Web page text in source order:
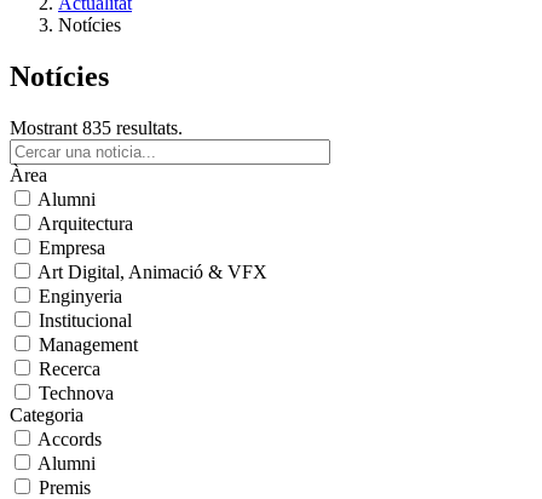
Notícies
Notícies
Mostrant 835 resultats.
Àrea
Alumni
Arquitectura
Empresa
Art Digital, Animació & VFX
Enginyeria
Institucional
Management
Recerca
Technova
Categoria
Accords
Alumni
Premis